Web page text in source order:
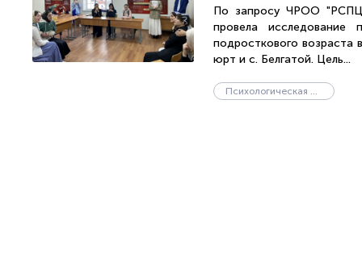
По запросу ЧРОО "РСПЦ"
провела исследование
подросткового возраста
юрт и с. Белгатой. Цель...
Психологическая служба